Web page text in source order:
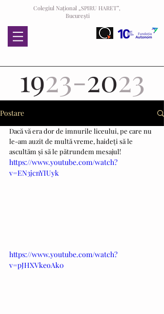
Colegiul Național „SPIRU HARET”,
București
1923-2023
Postare
Dacă vă era dor de imnurile liceului, pe care nu
le-am auzit de multă vreme, haideți să le
ascultăm și să le pătrundem mesajul!
https://www.youtube.com/watch?
v=EN3jcnYIUyk
https://www.youtube.com/watch?
v=pJHXVkeoAk0